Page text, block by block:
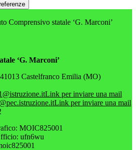
Comprensivo statale ‘G. Marconi’
‘G. Marconi’
Castelfranco Emilia (MO)
Link per inviare una mail
Link per inviare una mail
MOIC825001
ufn6wu